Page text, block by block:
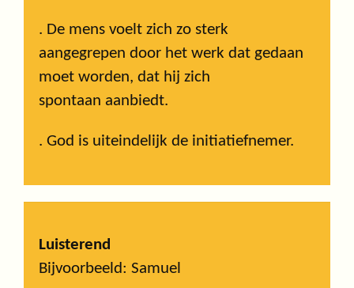
. De mens voelt zich zo sterk
aangegrepen door het werk dat gedaan
moet worden, dat hij zich
spontaan aanbiedt.
. God is uiteindelijk de initiatiefnemer.
Luisterend
Bijvoorbeeld: Samuel